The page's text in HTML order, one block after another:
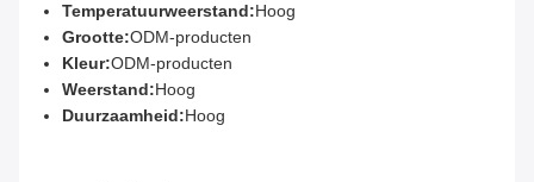
Temperatuurweerstand:Hoog
Grootte:ODM-producten
Kleur:ODM-producten
Weerstand:Hoog
Duurzaamheid:Hoog